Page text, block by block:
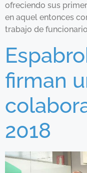
ofreciendo sus
en aquel entonces
trabajo de
firman
2018